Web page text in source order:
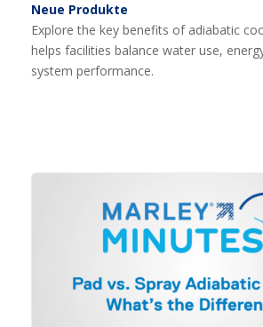
Neue Produkte
Explore the key benefits of adiabatic
helps facilities balance water use,
system performance.